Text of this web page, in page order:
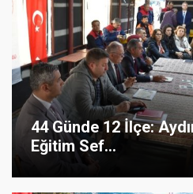
44 Günde 12 İlçe:
Eğitim Sef...